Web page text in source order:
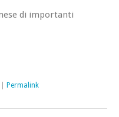
di importanti
Permalink